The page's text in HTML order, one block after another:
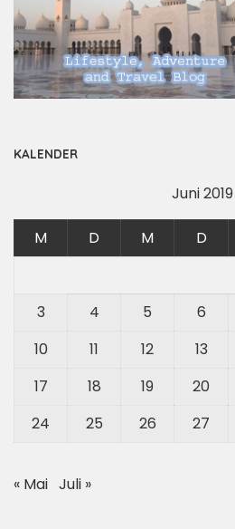
KALENDER
Juni 2019
M D M D
3
4 5 6
10
11 12 13
17
18 19 20
24
25 26 27
« Mai Juli »